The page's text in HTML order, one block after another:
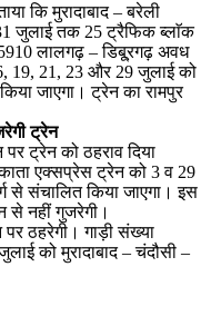
कि मुरादाबाद – बरेली
जुलाई तक 25 ट्रैफिक ब्लाॅक
लालगढ़ – डिबू्रगढ़ अवध
19, 21, 23 और 29 जुलाई को
जाएगा। ट्रेन का रामपुर
ट्रेन
ट्रेन को ठहराव दिया
एक्सप्रेस ट्रेन को 3 व 29
से संचालित किया जाएगा। इस
से नहीं गुजरेगी।
ठहरेगी। गाड़ी संख्या
को मुरादाबाद – चंदौसी –